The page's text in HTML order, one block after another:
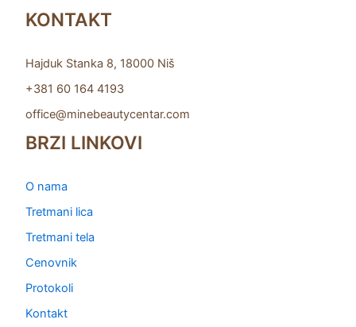
KONTAKT
Hajduk Stanka 8, 18000 Niš
+381 60 164 4193
office@minebeautycentar.com
BRZI LINKOVI
O nama
Tretmani lica
Tretmani tela
Cenovnik
Protokoli
Kontakt